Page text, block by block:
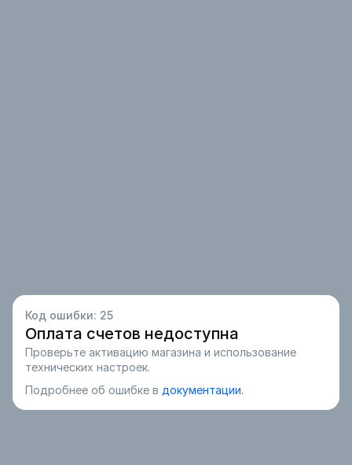
Код ошибки: 25
Оплата счетов недоступна
Проверьте активацию магазина и использование
технических настроек.
Подробнее об ошибке в документации.